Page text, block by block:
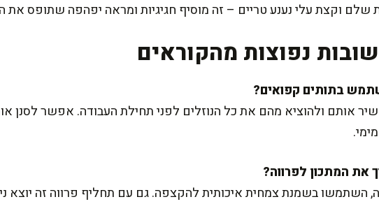
וקצת עלי נענע טריים – זה מוסיף חגיגיות ומראה יפהפה שתופס את
נפוצות מהקוראים
אותם ולהוציא מהם את כל הנוזלים לפני תחילת העבודה. אפשר לסנן
השתמשו בשמנת צמחית איכותית להקצפה. גם עם תחליף פרווה זה יוצא